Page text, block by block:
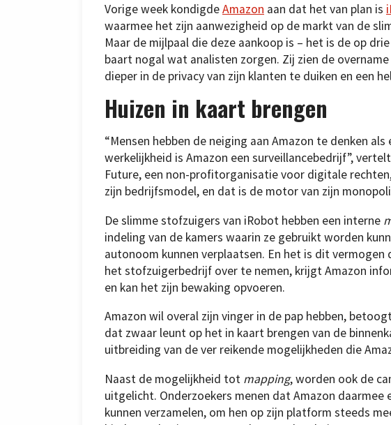
Vorige week kondigdeAmazon aan dat het van plan is
waarmee het zijn aanwezigheid op de markt van de
Maar de mijlpaal die deze aankoop is – het is de op
baart nogal wat analisten zorgen. Zij zien de
dieper in de privacy van zijn klanten te duiken en een
Huizen in kaart brengen
“Mensen hebben de neiging aan Amazon te denken als
werkelijkheid is Amazon een surveillancebedrijf”,
Future, een non-profitorganisatie voor digitale
zijn bedrijfsmodel, en dat is de motor van zijn
De slimme stofzuigers van iRobot hebben een interne
indeling van de kamers waarin ze gebruikt worden
autonoom kunnen verplaatsen. En het is dit
het stofzuigerbedrijf over te nemen, krijgt Amazon
en kan het zijn bewaking opvoeren.
Amazon wil overal zijn vinger in de pap hebben,
dat zwaar leunt op het in kaart brengen van de
uitbreiding van de ver reikende mogelijkheden die
Naast de mogelijkheid tot mapping, worden ook de
uitgelicht. Onderzoekers menen dat Amazon daarmee
kunnen verzamelen, om hen op zijn platform steeds